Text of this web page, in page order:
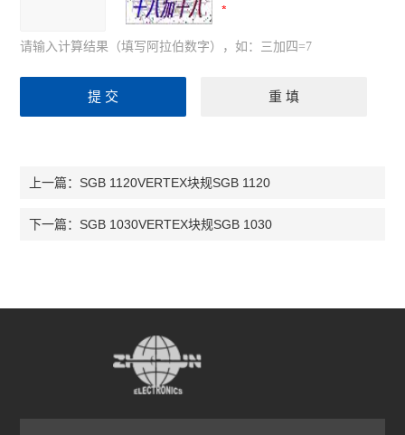
请输入计算结果（填写阿拉伯数字），如：三加四=7
上一篇： SGB 1120VERTEX块规SGB 1120
下一篇： SGB 1030VERTEX块规SGB 1030